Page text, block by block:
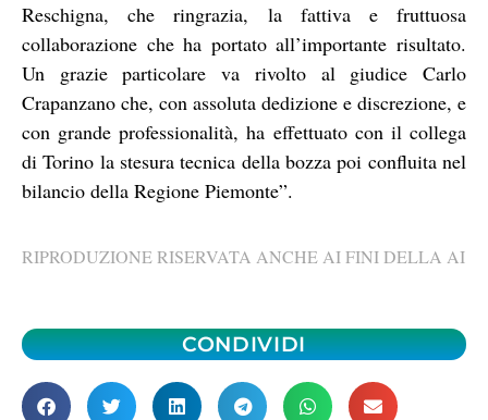
Reschigna, che ringrazia, la fattiva e fruttuosa
collaborazione che ha portato all’importante risultato.
Un grazie particolare va rivolto al giudice Carlo
Crapanzano che, con assoluta dedizione e discrezione, e
con grande professionalità, ha effettuato con il collega
di Torino la stesura tecnica della bozza poi confluita nel
bilancio della Regione Piemonte”.
RIPRODUZIONE RISERVATA ANCHE AI FINI DELLA AI
CONDIVIDI